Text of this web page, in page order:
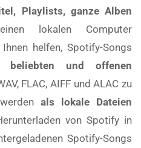
Playlists, ganze Alben
lokalen Computer
helfen, Spotify-Songs
beliebten und offenen
FLAC, AIFF und ALAC zu
als lokale Dateien
von Spotify in
Spotify-Songs